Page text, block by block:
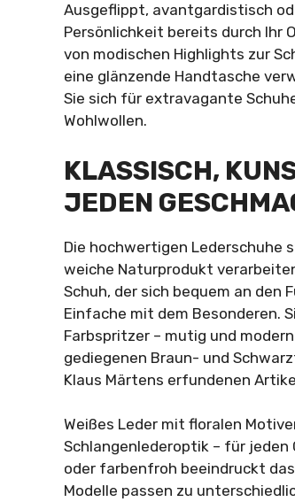
Ausgeflippt, avantgardistisch
Persönlichkeit bereits durch Ihr
von modischen Highlights zur
eine glänzende Handtasche
Sie sich für extravagante
Wohlwollen.
KLASSISCH,
JEDEN
Die hochwertigen Lederschuhe
weiche Naturprodukt
Schuh, der sich bequem an den
Einfache mit dem Besonderen.
Farbspritzer – mutig und
gediegenen Braun- und
Klaus Märtens erfundenen
Weißes Leder mit floralen
Schlangenlederoptik – für
oder farbenfroh beeindruckt
Modelle passen zu